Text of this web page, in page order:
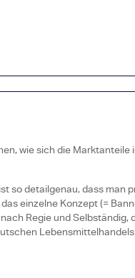
wie sich die
so detailgenau, dass man
einzelne Konzept (=
Regie und Selbständig,